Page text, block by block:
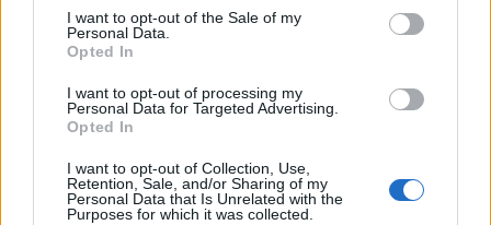
consent section.
I want to opt-out of the Sale of my
Personal Data.
Opted In
I want to opt-out of processing my
Personal Data for Targeted Advertising.
Opted In
I want to opt-out of Collection, Use,
Retention, Sale, and/or Sharing of my
Personal Data that Is Unrelated with the
Purposes for which it was collected.
Για όσους επιλέξουν να αποκτήσουν το νέο Ford Puma
Gen-E με χρηματοδοτική μίσθωση, η Ford Lease προσφέρει
Όπως συμβαίνει με όλα τα μοντέλα της γκάμας επιβατικών